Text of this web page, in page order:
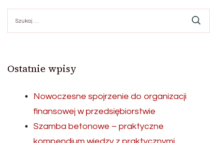
Ostatnie wpisy
Nowoczesne spojrzenie do organizacji
finansowej w przedsiębiorstwie
Szamba betonowe – praktyczne